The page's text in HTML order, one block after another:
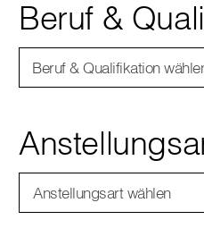
Beruf &
Beruf & Qualifikation
Anstellungsart wählen